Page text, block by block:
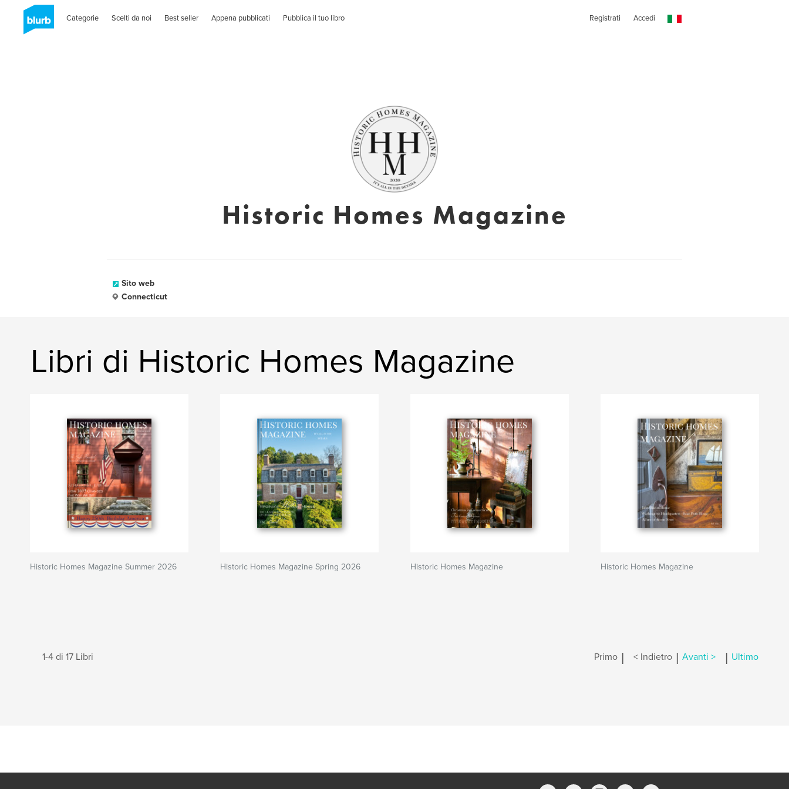
Categorie Scelti da noi Best seller Appena pubblicati Pubblica il tuo libro Registrati Accedi
Historic Homes Magazine
Sito web
Connecticut
Libri di Historic Homes Magazine
Historic Homes Magazine Summer 2026 Historic Homes Magazine Spring 2026 Historic Homes Magazine Historic Homes Magazine
1-4 di 17 Libri Primo | < Indietro | Avanti > | Ultimo